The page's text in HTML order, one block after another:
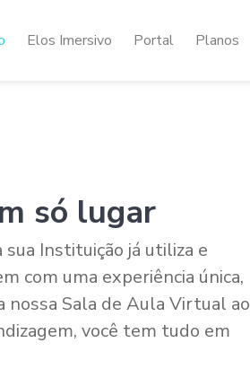
Elos Imersivo Portal Planos
só lugar
Instituição já utiliza e
com uma experiência única,
nossa Sala de Aula Virtual ao
você tem tudo em